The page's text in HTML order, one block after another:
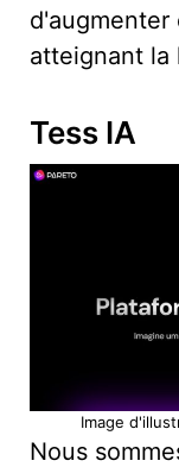
d'augmenter
atteignant la
Tess IA
Image
Nous